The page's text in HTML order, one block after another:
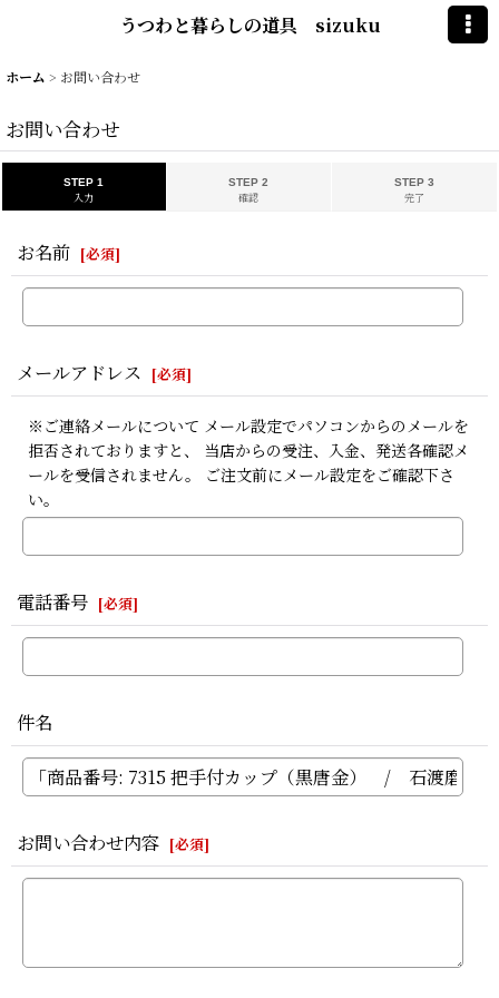
うつわと暮らしの道具 sizuku
ホーム > お問い合わせ
お問い合わせ
STEP 1
入力
STEP 2
確認
STEP 3
完了
お名前 [必須]
メールアドレス [必須]
※ご連絡メールについて メール設定でパソコンからのメールを
拒否されておりますと、 当店からの受注、入金、発送各確認メ
ールを受信されません。 ご注文前にメール設定をご確認下さ
い。
電話番号 [必須]
件名
お問い合わせ内容 [必須]